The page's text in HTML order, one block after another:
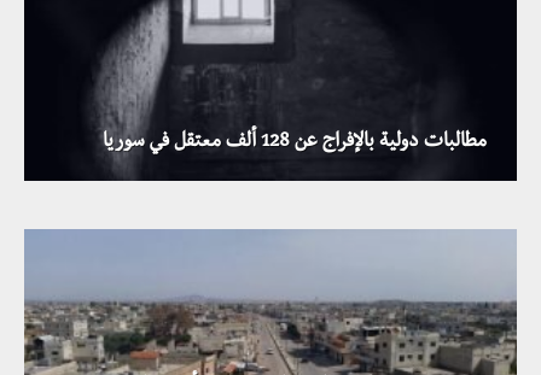
مطالبات دولية بالإفراج عن 128 ألف معتقل في سوريا
بيدرسون يدعو إلى تبادل الأسرى بين النظام والمعارضة قبيل